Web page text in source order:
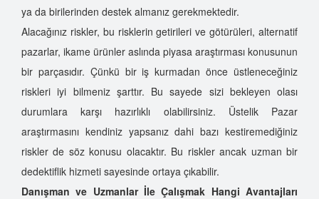
ya da birilerinden destek almanız gerekmektedir.
Alacağınız riskler, bu risklerin getirileri ve götürüleri, alternatif
pazarlar, ikame ürünler aslında piyasa araştırması konusunun
bir parçasıdır. Çünkü bir iş kurmadan önce üstleneceğiniz
riskleri iyi bilmeniz şarttır. Bu sayede sizi bekleyen olası
durumlara karşı hazırlıklı olabilirsiniz. Üstelik Pazar
araştırmasını kendiniz yapsanız dahi bazı kestiremediğiniz
riskler de söz konusu olacaktır. Bu riskler ancak uzman bir
dedektiflik hizmeti sayesinde ortaya çıkabilir.
Danışman ve Uzmanlar İle Çalışmak Hangi Avantajları